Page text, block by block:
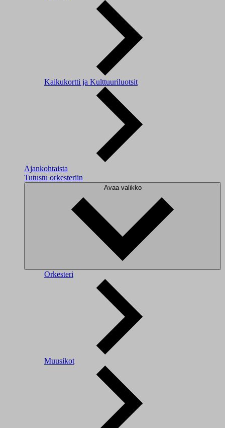
Kaikukortti ja Kulttuuriluotsit
Ajankohtaista
Tutustu orkesteriin
Avaa valikko
Orkesteri
Muusikot